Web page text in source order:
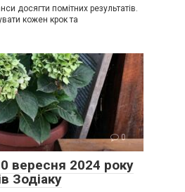
досягти помітних результатів.
кожен крок та
0
вересня 2024 року
Зодіаку